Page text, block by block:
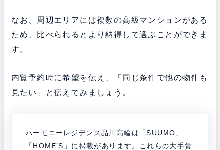
なお、周辺エリアには複数の高級マンションがある
ため、比べられるとより納得して選ぶことができま
す。
内覧予約時に希望を伝え、「同じ条件で他の物件も
見たい」と伝えてみましょう。
ハーモニーレジデンス品川高輪は「SUUMO」
「HOME’S」に掲載があります。これらの大手賃